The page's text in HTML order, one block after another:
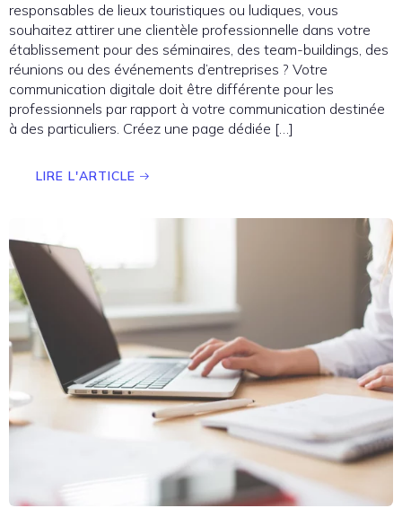
responsables de lieux touristiques ou ludiques, vous
souhaitez attirer une clientèle professionnelle dans votre
établissement pour des séminaires, des team-buildings, des
réunions ou des événements d’entreprises ? Votre
communication digitale doit être différente pour les
professionnels par rapport à votre communication destinée
à des particuliers. Créez une page dédiée […]
LIRE L'ARTICLE